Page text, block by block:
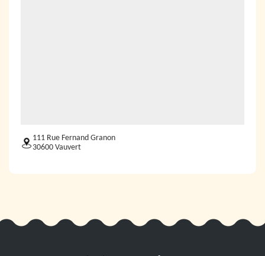
111 Rue Fernand Granon
30600 Vauvert